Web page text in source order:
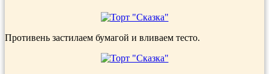
Противень застилаем бумагой и вливаем тесто.